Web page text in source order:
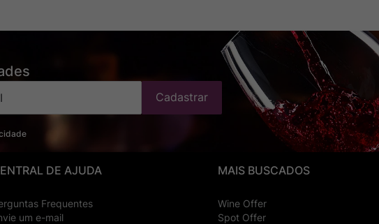
Cadastrar
DE AJUDA
Frequentes
um e-mail
MAIS BUSCADOS
Wine Offer
Spot Offer